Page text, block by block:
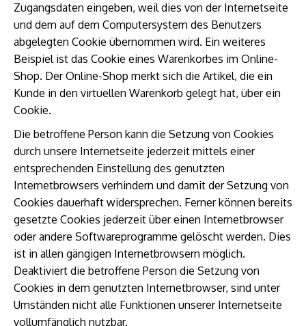
Zugangsdaten eingeben, weil dies von der Internetseite
und dem auf dem Computersystem des Benutzers
abgelegten Cookie übernommen wird. Ein weiteres
Beispiel ist das Cookie eines Warenkorbes im Online-
Shop. Der Online-Shop merkt sich die Artikel, die ein
Kunde in den virtuellen Warenkorb gelegt hat, über ein
Cookie.
Die betroffene Person kann die Setzung von Cookies
durch unsere Internetseite jederzeit mittels einer
entsprechenden Einstellung des genutzten
Internetbrowsers verhindern und damit der Setzung von
Cookies dauerhaft widersprechen. Ferner können bereits
gesetzte Cookies jederzeit über einen Internetbrowser
oder andere Softwareprogramme gelöscht werden. Dies
ist in allen gängigen Internetbrowsern möglich.
Deaktiviert die betroffene Person die Setzung von
Cookies in dem genutzten Internetbrowser, sind unter
Umständen nicht alle Funktionen unserer Internetseite
vollumfänglich nutzbar.